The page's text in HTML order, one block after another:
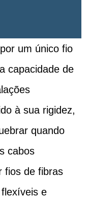
um único fio
capacidade de
à sua rigidez,
quando
cabos
fios de fibras
e